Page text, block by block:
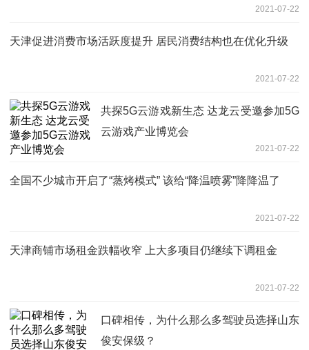
2021-07-22
天津促进消费市场活跃度提升 居民消费结构也在优化升级
2021-07-22
共探5G云游戏新生态 达龙云受邀参加5G
云游戏产业博览会
2021-07-22
全国不少城市开启了“蒸烤模式” 该给“降温喷雾”降降温了
2021-07-22
天津商铺市场租金跌幅收窄 上大多项目仍继续下调租金
2021-07-22
口碑相传，为什么那么多驾驶员选择山东
俊安保级？